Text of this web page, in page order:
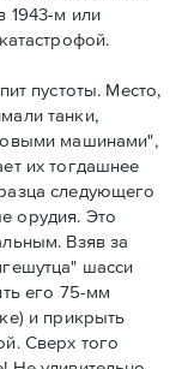
1943-м или
пустоты. Место,
танки,
машинами",
их тогдашнее
следующего
орудия. Это
Взяв за
шасси
его 75-мм
и прикрыть
Сверх того